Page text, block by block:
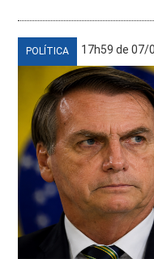
POLÍTICA 17h59 de 07/